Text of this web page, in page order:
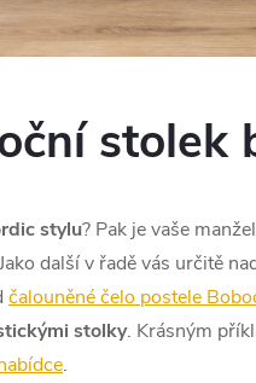
stolek
stylu? Pak je vaše
další v řadě vás určitě
čalouněné čelo postele
stolky. Krásným
.